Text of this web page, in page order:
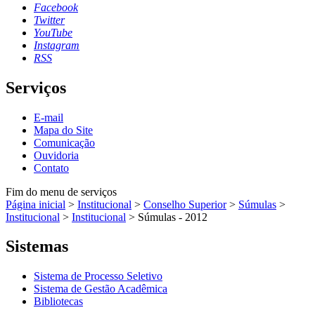
Facebook
Twitter
YouTube
Instagram
RSS
Serviços
E-mail
Mapa do Site
Comunicação
Ouvidoria
Contato
Fim do menu de serviços
Página inicial > Institucional > Conselho Superior > Súmulas >
Institucional > Institucional > Súmulas - 2012
Sistemas
Sistema de Processo Seletivo
Sistema de Gestão Acadêmica
Bibliotecas